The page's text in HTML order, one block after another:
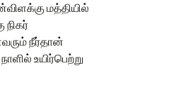
மத்தியில்
நிகர்
நீர்தான்
உயிர்பெற்று